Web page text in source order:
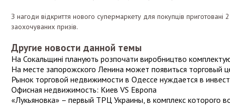
З нагоди відкриття нового супермаркету для покупців приготовані
заохочуваних призів.
Другие новости данной темы
На Сокальщині планують розпочати виробництво
На месте запорожского Ленина может появиться торговый
Рынок торговой недвижимости в Одессе нуждается в
Офисная недвижимость: Киев VS Европа
«Лукьяновка» – первый ТРЦ Украины, в комплекс которого